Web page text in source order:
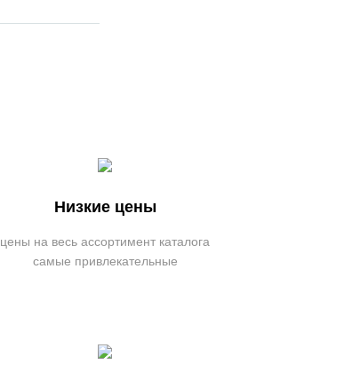
Низкие цены
цены на весь ассортимент каталога
самые привлекательные